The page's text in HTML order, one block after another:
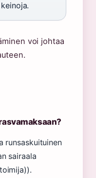
voi johtaa
runsaskuituinen
sairaala